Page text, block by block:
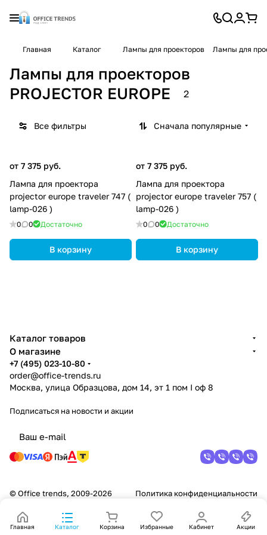
Главная Каталог Лампы для проекторов Лампы для
Лампы для проекторов
PROJECTOR EUROPE
2
Все фильтры Сначала популярные
от 7 375 руб.
Лампа для проектора
projector europe traveler 747 (
lamp-026 )
0 0 Достаточно
В корзину
от 7 375 руб.
Лампа для проектора
projector europe traveler 757 (
lamp-026 )
0 0 Достаточно
В корзину
Главная Каталог Корзина Избранные Кабинет Акции
Каталог товаров
О магазине
+7 (495) 023-10-80
order@office-trends.ru
Москва, улица Образцова, дом 14, эт 1 пом I оф 8
Подписаться на новости и акции
© Office trends, 2009-2026 Политика конфиденциальности